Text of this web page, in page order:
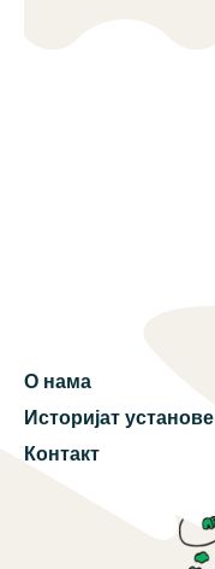
О нама
Историјат установе
Контакт